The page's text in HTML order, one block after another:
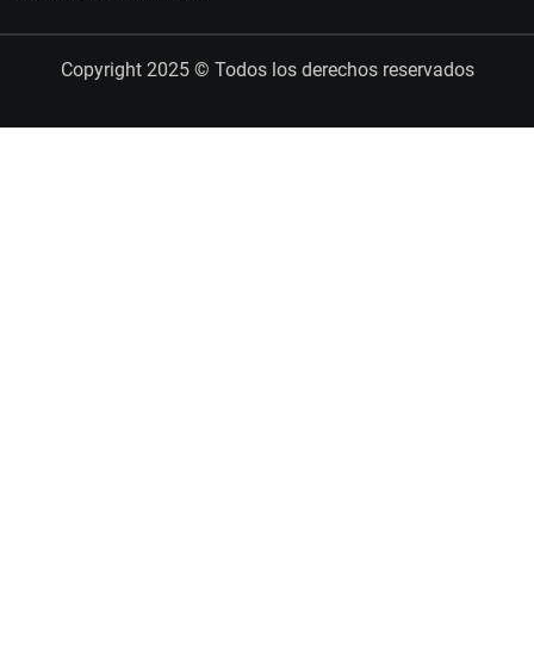
Copyright 2025 © Todos los derechos reservados